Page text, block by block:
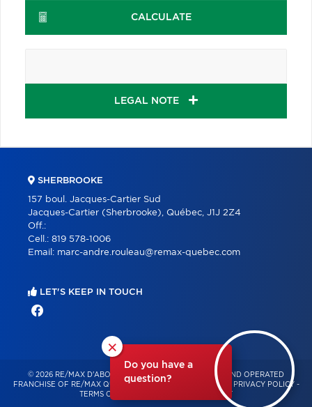
CALCULATE
LEGAL NOTE
×
Do you have a
question?
SHERBROOKE
157 boul. Jacques-Cartier Sud
Jacques-Cartier (Sherbrooke), Québec, J1J 2Z4
Off.:
Cell.: 819 578-1006
Email: marc-andre.rouleau@remax-quebec.com
LET'S KEEP IN TOUCH
© 2026 RE/MAX D'ABORD – INDEPENDENTLY OWNED AND OPERATED
FRANCHISE OF RE/MAX QUÉBEC – ALL RIGHTS RESERVED -
PRIVACY POLICY -
TERMS OF USE
CONSENT MANAGEMENT